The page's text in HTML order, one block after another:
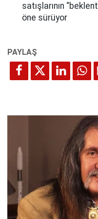
satışlarının
öne sürüyor